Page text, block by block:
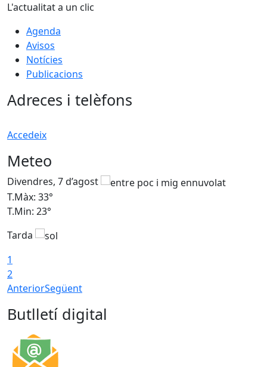
L'actualitat a un clic
Agenda
Avisos
Notícies
Publicacions
Adreces i telèfons
Accedeix
Meteo
Divendres, 7 d’agost
T.Màx: 33°
T.Min: 23°
Tarda
1
2
AnteriorSegüent
Butlletí digital